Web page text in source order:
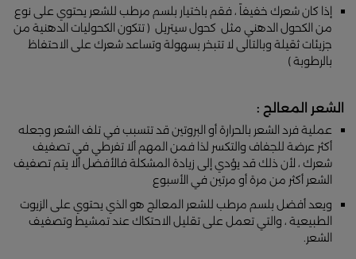
إذا كان شعرك خفيفاً ، فقم باختيار بلسم مرطب للشعر يحتوي على نوع
من الكحول الدهني مثل كحول سيتريل ( تتكون الكحوليات الدهنية من
جزيئات ثقيلة وبالتالى لا تتبخر بسهولة وتساعد شعرك على الاحتفاظ
بالرطوبة )
الشعر المعالج :
عملية فرد الشعر بالحرارة أو البروتين قد تتسبب في تلف الشعر وجعله
أكثر عرضة للجفاف والتكسر لذا فمن المهم ألا تفرطي في تصفيف
شعرك ، لأن ذلك قد يؤدي إلى زيادة المشكلة فالأفضل ألا يتم تصفيف
الشعر أكثر من مرة أو مرتين في الأسبوع
ويعد أفضل بلسم مرطب للشعر المعالج هو الذي يحتوي على الزيوت
الطبيعية ، والتي تعمل على تقليل الاحتكاك عند تمشيط وتصفيف
الشعر.